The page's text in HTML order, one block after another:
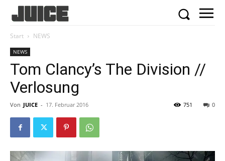
Start NEWS
NEWS
Tom Clancy’s The Division //
Verlosung
Von JUICE - 17. Februar 2016 0
751